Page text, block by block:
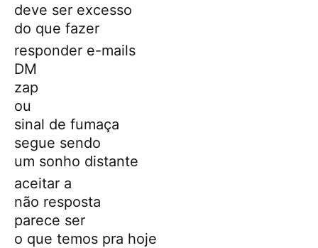
deve ser excesso
do que fazer
responder e-mails
DM
zap
ou
sinal de fumaça
segue sendo
um sonho distante
aceitar a
não resposta
parece ser
o que temos pra hoje